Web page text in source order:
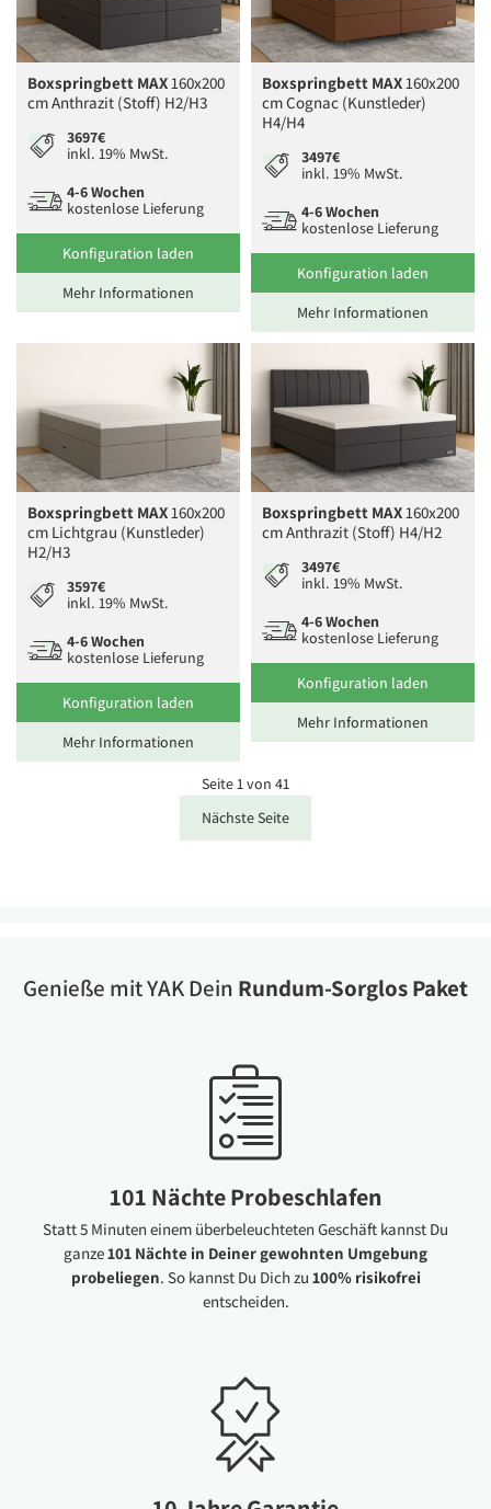
Boxspringbett MAX160x200
cm Anthrazit (Stoff) H2/H3
3697€
inkl. 19% MwSt.
4-6 Wochen
kostenlose Lieferung
Konfiguration laden
Mehr Informationen
Boxspringbett MAX160x200
cm Cognac (Kunstleder)
H4/H4
3497€
inkl. 19% MwSt.
4-6 Wochen
kostenlose Lieferung
Konfiguration laden
Mehr Informationen
Boxspringbett MAX160x200
cm Lichtgrau (Kunstleder)
H2/H3
3597€
inkl. 19% MwSt.
4-6 Wochen
kostenlose Lieferung
Konfiguration laden
Mehr Informationen
Boxspringbett MAX160x200
cm Anthrazit (Stoff) H4/H2
3497€
inkl. 19% MwSt.
4-6 Wochen
kostenlose Lieferung
Konfiguration laden
Mehr Informationen
Seite 1 von 41
Nächste Seite
Genieße mit YAK Dein Rundum-Sorglos Paket
101 Nächte Probeschlafen
Statt 5 Minuten einem überbeleuchteten Geschäft kannst Du
ganze101 Nächte in Deiner gewohnten Umgebung
probeliegen. So kannst Du Dich zu 100% risikofrei
entscheiden.